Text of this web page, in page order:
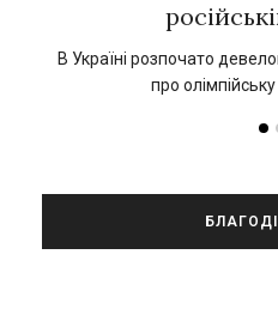
В Україні розпочато
про